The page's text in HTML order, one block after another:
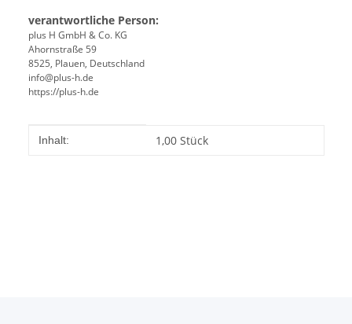
verantwortliche Person:
plus H GmbH & Co. KG
Ahornstraße 59
8525, Plauen, Deutschland
info@plus-h.de
https://plus-h.de
Produkteigenschaft
Wert
Inhalt: 1,00 Stück